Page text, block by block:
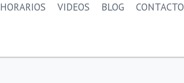
HORARIOS VIDEOS BLOG CONTACTO